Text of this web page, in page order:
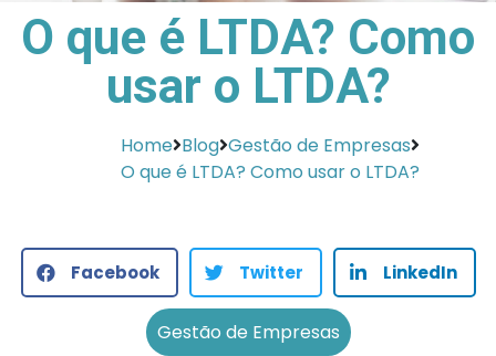
O que é LTDA? Como
usar o LTDA?
Home Blog Gestão de Empresas
O que é LTDA? Como usar o LTDA?
Facebook Twitter LinkedIn
Gestão de Empresas